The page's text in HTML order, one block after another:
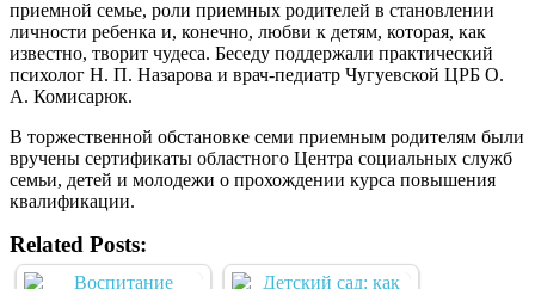
приемной семье, роли приемных родителей в становлении
личности ребенка и, конечно, любви к детям, которая, как
известно, творит чудеса. Беседу поддержали практический
психолог Н. П. Назарова и врач-педиатр Чугуевской ЦРБ О.
А. Комисарюк.
В торжественной обстановке семи приемным родителям были
вручены сертификаты областного Центра социальных служб
семьи, детей и молодежи о прохождении курса повышения
квалификации.
Related Posts: